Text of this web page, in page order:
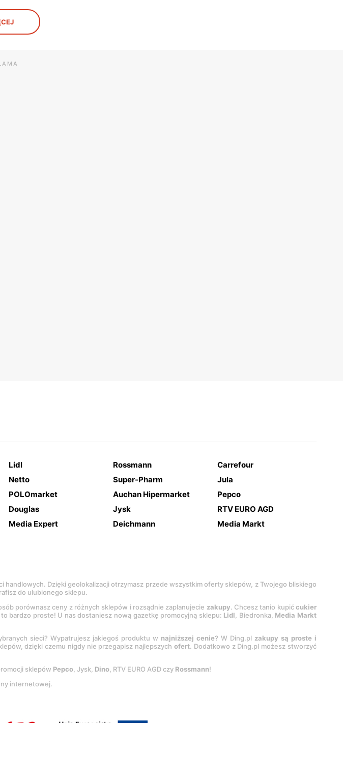
Józefów, ul. Graniczna 2
Milanówek, ul. Królewska 52
Lidl Rossmann
Carrefour
Netto Super-Pharm
Jula
POLOmarket Auchan Hipermarket
Pepco
Douglas Jysk
RTV EURO AGD
Media Expert Deichmann Media Markt
handlowych. Dzięki geolokalizacji otrzymasz przede wszystkim oferty sklepów, z Twojego bliskiego
do ulubionego sklepu.
porównasz ceny z różnych sklepów i rozsądnie zaplanujecie zakupy. Chcesz tanio kupićcukier
bardzo proste! U nas dostaniesz nową gazetkę promocyjną sklepu: Lidl, Biedronka, Media Markt
sieci? Wypatrujesz jakiegoś produktu w najniższej cenie? W Ding.pl zakupy są proste i
dzięki czemu nigdy nie przegapisz najlepszychofert. Dodatkowo z Ding.pl możesz stworzyć
sklepów Pepco, Jysk, Dino, RTV EURO AGD czy Rossmann!
internetowej.